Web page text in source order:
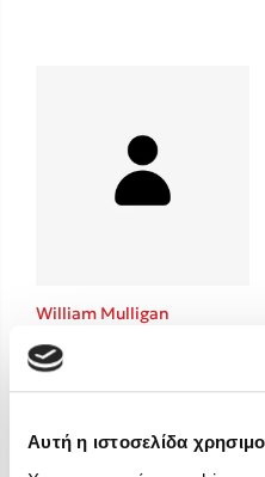
Αυτή η ιστοσελίδα
Benzamin Bécue
Rebecca Yarros
Cori Doerrfeld
Pierdomenico Baccalario
Δανάη Ιμπραχήμ
William Mulligan